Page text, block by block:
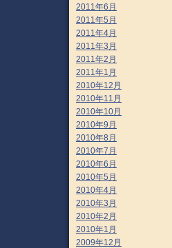
2011年6月
2011年5月
2011年4月
2011年3月
2011年2月
2011年1月
2010年12月
2010年11月
2010年10月
2010年9月
2010年8月
2010年7月
2010年6月
2010年5月
2010年4月
2010年3月
2010年2月
2010年1月
2009年12月